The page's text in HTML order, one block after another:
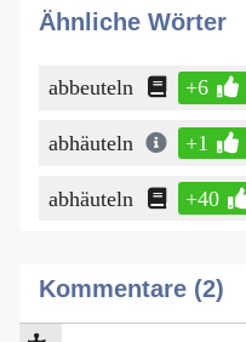
Ähnliche Wörter
abbeuteln +6
abhäuteln +1
abhäuteln +40
Kommentare (2)